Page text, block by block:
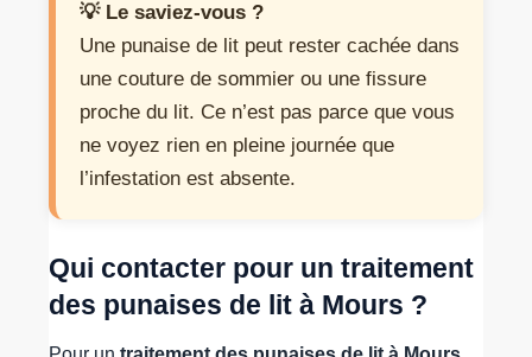
💡 Le saviez-vous ?
Une punaise de lit peut rester cachée dans
une couture de sommier ou une fissure
proche du lit. Ce n’est pas parce que vous
ne voyez rien en pleine journée que
l’infestation est absente.
Qui contacter pour un traitement
des punaises de lit à Mours ?